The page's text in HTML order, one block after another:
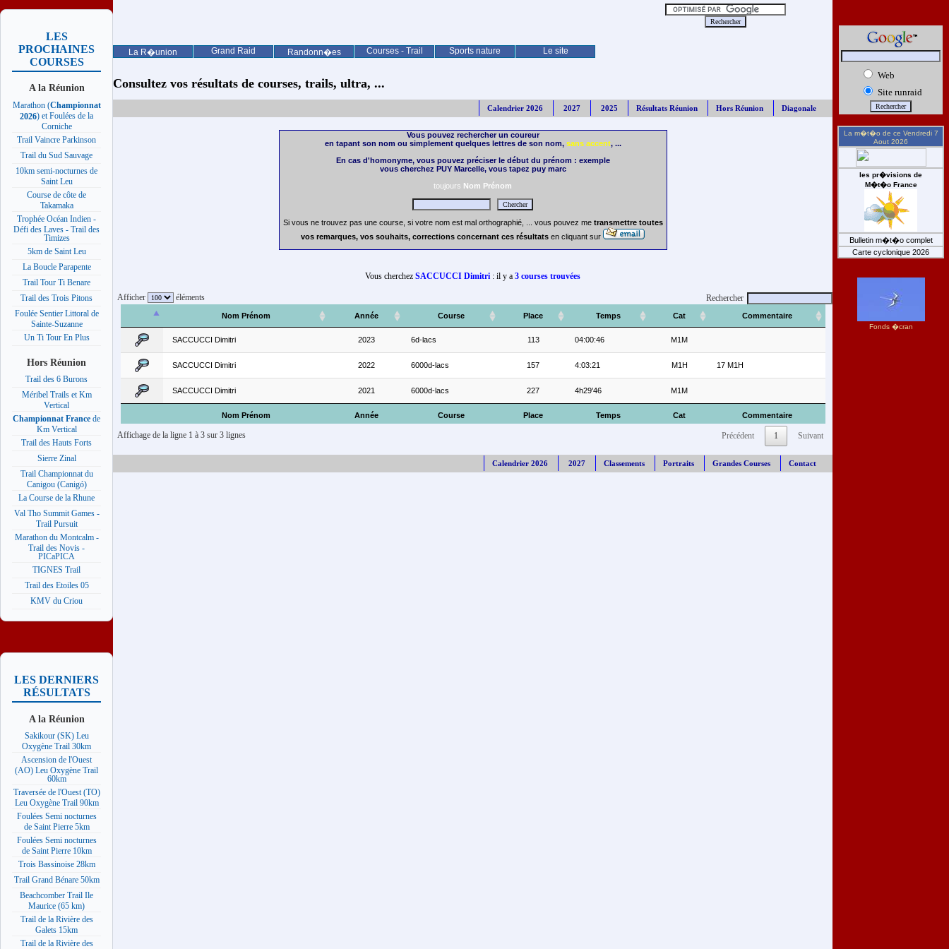
La R�union Grand Raid Randonn�es Courses - Trail Sports nature Le site
LES
PROCHAINES
COURSES
A la Réunion
Marathon (Championnat
2026) et Foulées de la
Corniche
Trail Vaincre Parkinson
Trail du Sud Sauvage
10km semi-nocturnes de
Saint Leu
Course de côte de
Takamaka
Trophée Océan Indien -
Défi des Laves - Trail des
Timizes
5km de Saint Leu
La Boucle Parapente
Trail Tour Ti Benare
Trail des Trois Pitons
Foulée Sentier Littoral de
Sainte-Suzanne
Un Ti Tour En Plus
Hors Réunion
Trail des 6 Burons
Méribel Trails et Km
Vertical
Championnat France de
Km Vertical
Trail des Hauts Forts
Sierre Zinal
Trail Championnat du
Canigou (Canigó)
La Course de la Rhune
Val Tho Summit Games -
Trail Pursuit
Marathon du Montcalm -
Trail des Novis -
PICaPICA
TIGNES Trail
Trail des Etoiles 05
KMV du Criou
LES DERNIERS
RÉSULTATS
A la Réunion
Sakikour (SK) Leu
Oxygène Trail 30km
Ascension de l'Ouest
(AO) Leu Oxygène Trail
60km
Traversée de l'Ouest (TO)
Leu Oxygène Trail 90km
Foulées Semi nocturnes
de Saint Pierre 5km
Foulées Semi nocturnes
de Saint Pierre 10km
Trois Bassinoise 28km
Trail Grand Bénare 50km
Beachcomber Trail Ile
Maurice (65 km)
Trail de la Rivière des
Galets 15km
Trail de la Rivière des
Consultez vos résultats de courses, trails, ultra, ...
Calendrier 2026 2027 2025 Résultats Réunion Hors Réunion Diagonale
Vous pouvez rechercher un coureur
en tapant son nom ou simplement quelques lettres de son nom, sans accent, ...
En cas d'homonyme, vous pouvez préciser le début du prénom : exemple
vous cherchez PUY Marcelle, vous tapez puy marc
toujours Nom Prénom
Si vous ne trouvez pas une course, si votre nom est mal orthographié, ... vous pouvez me transmettre toutes
vos remarques, vos souhaits, corrections concernant ces résultats en cliquant sur
Vous cherchez SACCUCCI Dimitri : il y a 3 courses trouvées
Afficher éléments Rechercher
Nom Prénom Année Course Place Temps Cat Commentaire
Nom Prénom Année Course Place Temps Cat Commentaire
SACCUCCI Dimitri 2023 6d-lacs 113 04:00:46 M1M
SACCUCCI Dimitri 2022 6000d-lacs 157 4:03:21 M1H 17 M1H
SACCUCCI Dimitri 2021 6000d-lacs 227 4h29'46 M1M
Affichage de la ligne 1 à 3 sur 3 lignes Précédent 1 Suivant
Calendrier 2026 2027 Classements Portraits Grandes Courses Contact
Web
Site runraid
La m�t�o de ce Vendredi 7
Aout 2026
les pr�visions de
M�t�o France
Bulletin m�t�o complet
Carte cyclonique 2026
Fonds �cran